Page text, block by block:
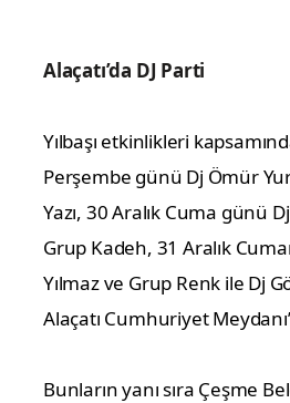
Alaçatı’da DJ Parti
Yılbaşı etkinlikleri
Perşembe günü Dj Ömür
Yazı, 30 Aralık Cuma günü
Grup Kadeh, 31 Aralık
Yılmaz ve Grup Renk ile Dj
Alaçatı Cumhuriyet
Bunların yanı sıra Çeşme